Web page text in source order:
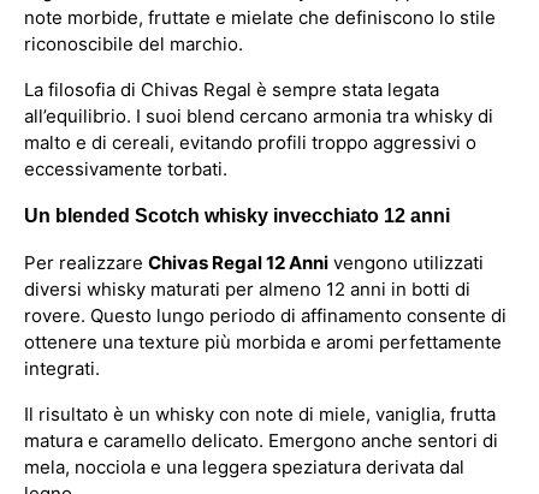
note morbide, fruttate e mielate che definiscono lo stile
riconoscibile del marchio.
La filosofia di Chivas Regal è sempre stata legata
all’equilibrio. I suoi blend cercano armonia tra whisky di
malto e di cereali, evitando profili troppo aggressivi o
eccessivamente torbati.
Un blended Scotch whisky invecchiato 12 anni
Per realizzare Chivas Regal 12 Anni vengono utilizzati
diversi whisky maturati per almeno 12 anni in botti di
rovere. Questo lungo periodo di affinamento consente di
ottenere una texture più morbida e aromi perfettamente
integrati.
Il risultato è un whisky con note di miele, vaniglia, frutta
matura e caramello delicato. Emergono anche sentori di
mela, nocciola e una leggera speziatura derivata dal